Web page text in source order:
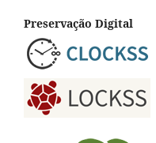
Preservação Digital